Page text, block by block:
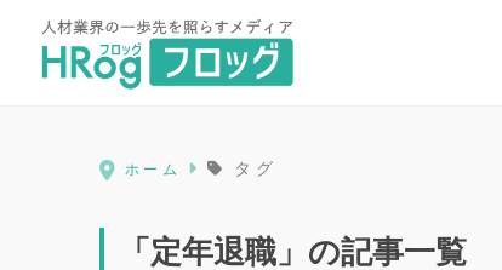
HRog | 人材業界の一歩先を照ら
ホーム タグ
「定年退職」の記事一覧